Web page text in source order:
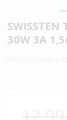
30W 3A
Preskočiť
na
začiatok